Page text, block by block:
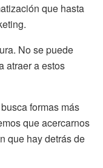
que hasta
No se puede
atraer a estos
formas más
que acercarnos
que hay detrás de